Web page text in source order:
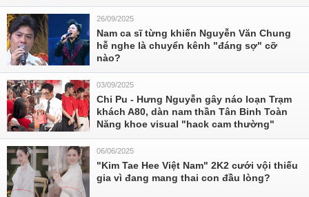
26/09/2025
Nam ca sĩ từng khiến Nguyễn Văn Chung
hễ nghe là chuyển kênh "đáng sợ" cỡ
nào?
03/09/2025
Chi Pu - Hưng Nguyễn gây náo loạn Trạm
khách A80, dàn nam thần Tân Binh Toàn
Năng khoe visual "hack cam thường"
06/06/2025
"Kim Tae Hee Việt Nam" 2K2 cưới vội thiếu
gia vì đang mang thai con đầu lòng?